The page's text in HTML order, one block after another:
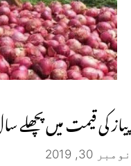
پیاز کی قیمت میں پچھلے
نومبر 30, 2019